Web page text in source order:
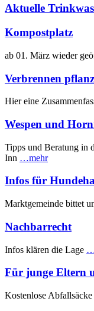
Aktuelle
Kompostplatz
ab 01. März wieder
Verbrennen
Hier eine
Wespen und
Tipps und Beratung in
Inn …mehr
Infos für
Marktgemeinde bittet
Nachbarrecht
Infos klären die Lage
Für junge Eltern
Kostenlose Abfallsäcke